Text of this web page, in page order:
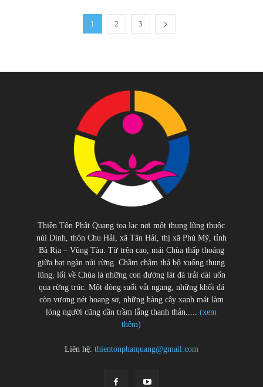
1 2 3
Thiền Tôn Phật Quang tọa lạc nơi một thung lũng thuộc
núi Dinh, thôn Chu Hải, xã Tân Hải, thị xã Phú Mỹ, tỉnh
Bà Rịa – Vũng Tàu. Từ trên cao, mái Chùa thấp thoáng
giữa bạt ngàn núi rừng. Chầm chậm thả bộ xuống thung
lũng, lối về Chùa là những con đường lát đá trải dài uốn
qua rừng trúc. Một dòng suối vắt ngang, những khối đá
còn vương nét hoang sơ, những hàng cây xanh mát làm
lòng người cũng dần trầm lắng thanh thản.....(xem
thêm)
Liên hệ: thientonphatquang@gmail.com